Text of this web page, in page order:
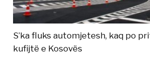
S’ka fluks automjetesh, kaq po
kufijtë e Kosovës